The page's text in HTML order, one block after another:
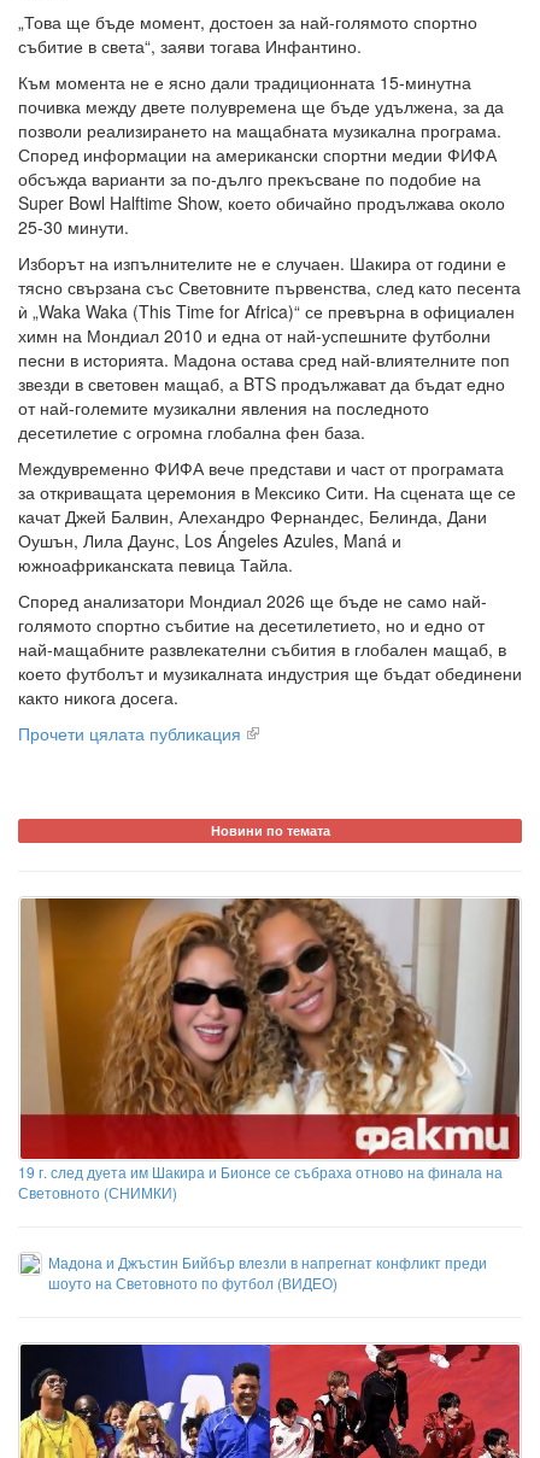
„Това ще бъде момент, достоен за най-голямото спортно
събитие в света“, заяви тогава Инфантино.
Към момента не е ясно дали традиционната 15-минутна
почивка между двете полувремена ще бъде удължена, за да
позволи реализирането на мащабната музикална програма.
Според информации на американски спортни медии ФИФА
обсъжда варианти за по-дълго прекъсване по подобие на
Super Bowl Halftime Show, което обичайно продължава около
25-30 минути.
Изборът на изпълнителите не е случаен. Шакира от години е
тясно свързана със Световните първенства, след като песента
ѝ „Waka Waka (This Time for Africa)“ се превърна в официален
химн на Мондиал 2010 и една от най-успешните футболни
песни в историята. Мадона остава сред най-влиятелните поп
звезди в световен мащаб, а BTS продължават да бъдат едно
от най-големите музикални явления на последното
десетилетие с огромна глобална фен база.
Междувременно ФИФА вече представи и част от програмата
за откриващата церемония в Мексико Сити. На сцената ще се
качат Джей Балвин, Алехандро Фернандес, Белинда, Дани
Оушън, Лила Даунс, Los Ángeles Azules, Maná и
южноафриканската певица Тайла.
Според анализатори Мондиал 2026 ще бъде не само най-
голямото спортно събитие на десетилетието, но и едно от
най-мащабните развлекателни събития в глобален мащаб, в
което футболът и музикалната индустрия ще бъдат обединени
както никога досега.
Прочети цялата публикация
Новини по темата
19 г. след дуета им Шакира и Бионсе се събраха отново на финала на
Световното (СНИМКИ)
Мадона и Джъстин Бийбър влезли в напрегнат конфликт преди
шоуто на Световното по футбол (ВИДЕО)